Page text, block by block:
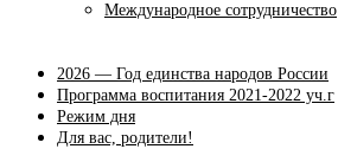
Международное сотрудничество
2026 — Год единства народов России
Программа воспитания 2021-2022 уч.г
Режим дня
Для вас, родители!